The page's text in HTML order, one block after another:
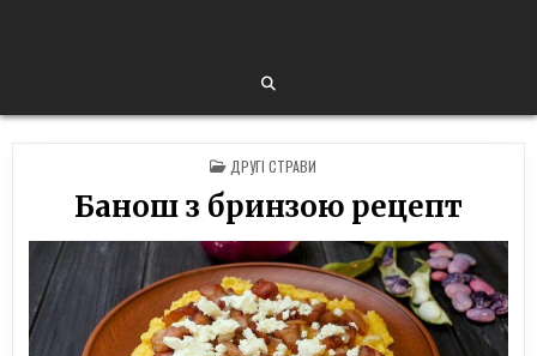
POSTED
IN
ДРУГІ СТРАВИ
Банош з бринзою рецепт